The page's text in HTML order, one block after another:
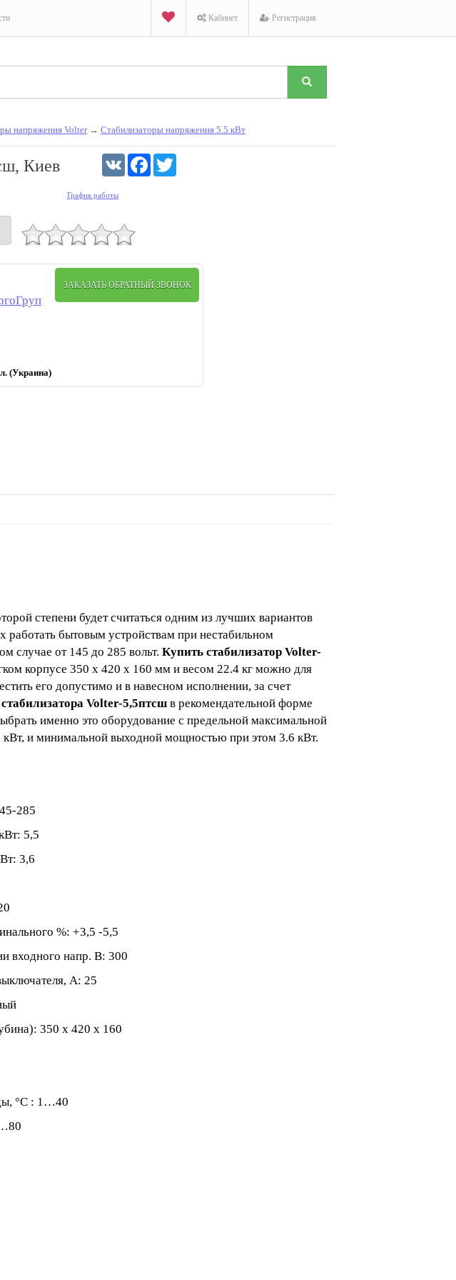
Кабинет Регистрация
напряжения Volter→ Стабилизаторы напряжения 5.5 кВт
Киев
График работы
VK Facebook
(Украина)
ЗАКАЗАТЬ ОБРАТНЫЙ ЗВОНОК
степени будет считаться одним из лучших вариантов
бытовым устройствам при нестабильном
случае от 145 до 285 вольт. Купить стабилизатор Volter-
корпусе 350 х 420 х 160 мм и весом 22.4 кг можно для
его допустимо и в навесном исполнении, за счет
Volter-5,5птсш в рекомендательной форме
именно это оборудование с предельной максимальной
и минимальной выходной мощностью при этом 3.6 кВт.
285
5,5
3,6
%: +3,5 -5,5
входного напр. В: 300
А: 25
350 х 420 х 160
°С : 1…40